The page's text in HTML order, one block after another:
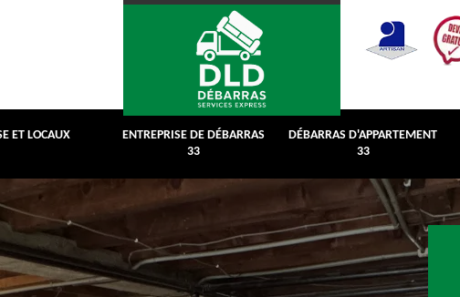
ET LOCAUX
ENTREPRISE DE DÉBARRAS
33
DÉBARRAS D'APPARTEMENT
33